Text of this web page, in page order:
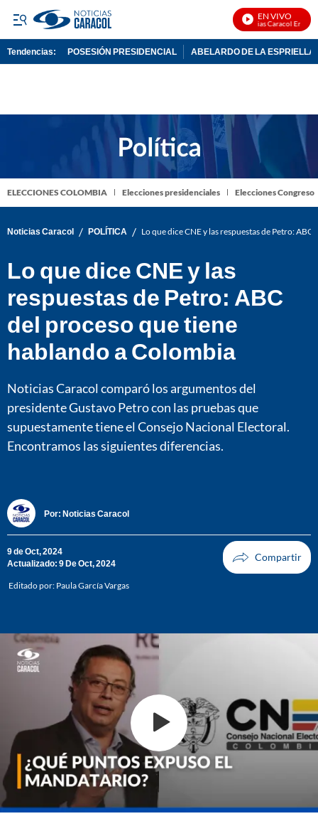
EN VIVO
Noticias Caracol En Vivo
Tendencias: POSESIÓN PRESIDENCIAL ABELARDO DE LA ESPRIELLA
ELECCIONES COLOMBIA Elecciones presidenciales Elecciones Congreso
Noticias Caracol / POLÍTICA / Lo que dice CNE y las respuestas de Petro:
Lo que dice CNE y las
respuestas de Petro: ABC
del proceso que tiene
hablando a Colombia
Noticias Caracol comparó los argumentos del
presidente Gustavo Petro con las pruebas que
supuestamente tiene el Consejo Nacional Electoral.
Encontramos las siguientes diferencias.
Por: Noticias Caracol
9 de Oct, 2024
Actualizado: 9 De Oct, 2024
Editado por: Paula García Vargas